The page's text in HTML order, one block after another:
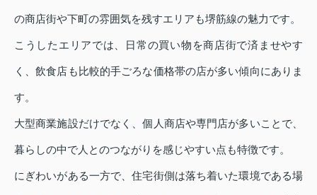
の商店街や下町の雰囲気を残すエリアも堺筋線の魅力です。
こうしたエリアでは、日常の買い物を商店街で済ませやす
く、飲食店も比較的手ごろな価格帯の店が多い傾向にありま
す。
大型商業施設だけでなく、個人商店や専門店が多いことで、
暮らしの中で人とのつながりを感じやすい点も特徴です。
にぎわいがある一方で、住宅街側は落ち着いた環境である場